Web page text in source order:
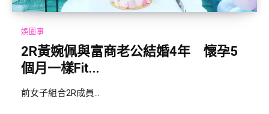
娛圈事
2R黃婉佩與富商老公結婚4年 懷孕5
個月一樣Fit...
前女子組合2R成員...